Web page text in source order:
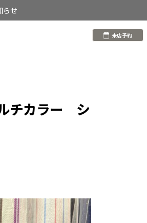
らせ
来店予約
チカラー シ